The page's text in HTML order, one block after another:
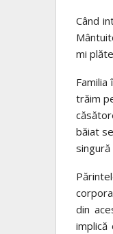
Când
mi
trăim
băiat
din
implică